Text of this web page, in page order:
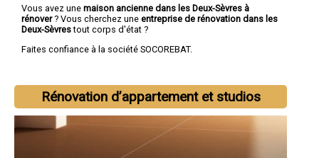
Vous avez une maison ancienne dans les Deux-Sèvres à
rénover? Vous cherchez une entreprise de rénovation dans les
Deux-Sèvrestout corps d'état ?
Faites confiance à la société SOCOREBAT.
Rénovation d’appartement et studios